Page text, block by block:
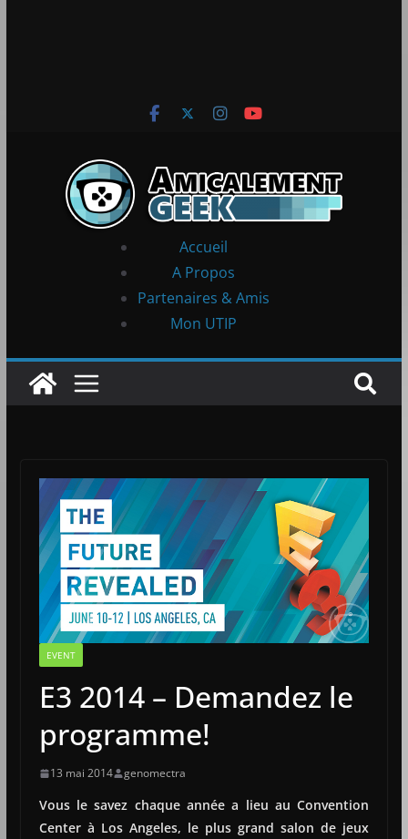
Accueil
A Propos
Partenaires & Amis
Mon UTIP
EVENT
E3 2014 – Demandez le
programme!
13 mai 2014 genomectra
Vous le savez chaque année a lieu au Convention
Center à Los Angeles, le plus grand salon de jeux